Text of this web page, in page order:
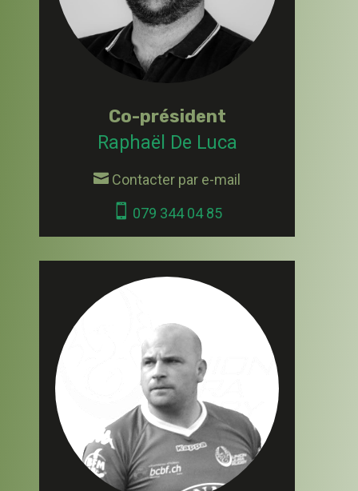
Co-président
Raphaël De Luca
 Contacter par e-mail
 079 344 04 85